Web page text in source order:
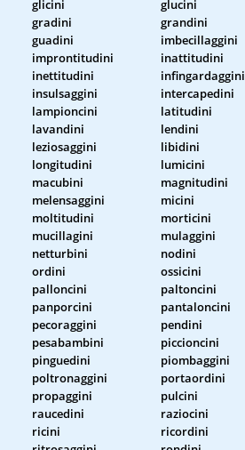
glicini
glucini
gradini
grandini
guadini
imbecillaggini
improntitudini
inattitudini
inettitudini
infingardaggini
insulsaggini
intercapedini
lampioncini
latitudini
lavandini
lendini
leziosaggini
libidini
longitudini
lumicini
macubini
magnitudini
melensaggini
micini
moltitudini
morticini
mucillagini
mulaggini
netturbini
nodini
ordini
ossicini
palloncini
paltoncini
panporcini
pantaloncini
pecoraggini
pendini
pesabambini
piccioncini
pinguedini
piombaggini
poltronaggini
portaordini
propaggini
pulcini
raucedini
raziocini
ricini
ricordini